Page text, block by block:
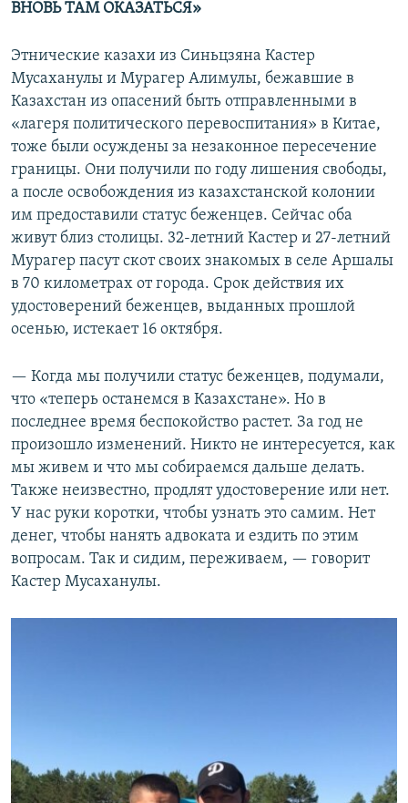
ВНОВЬ ТАМ ОКАЗАТЬСЯ»
Этнические казахи из Синьцзяна Кастер
Мусаханулы и Мурагер Алимулы, бежавшие в
Казахстан из опасений быть отправленными в
«лагеря политического перевоспитания» в Китае,
тоже были осуждены за незаконное пересечение
границы. Они получили по году лишения свободы,
а после освобождения из казахстанской колонии
им предоставили статус беженцев. Сейчас оба
живут близ столицы. 32-летний Кастер и 27-летний
Мурагер пасут скот своих знакомых в селе Аршалы
в 70 километрах от города. Срок действия их
удостоверений беженцев, выданных прошлой
осенью, истекает 16 октября.
— Когда мы получили статус беженцев, подумали,
что «теперь останемся в Казахстане». Но в
последнее время беспокойство растет. За год не
произошло изменений. Никто не интересуется, как
мы живем и что мы собираемся дальше делать.
Также неизвестно, продлят удостоверение или нет.
У нас руки коротки, чтобы узнать это самим. Нет
денег, чтобы нанять адвоката и ездить по этим
вопросам. Так и сидим, переживаем, — говорит
Кастер Мусаханулы.